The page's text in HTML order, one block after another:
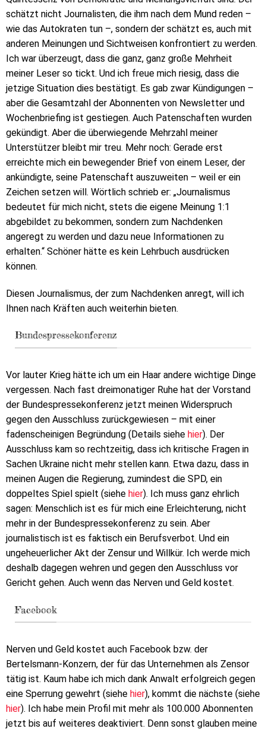
schätzt nicht Journalisten, die ihm nach dem Mund reden –
wie das Autokraten tun –, sondern der schätzt es, auch mit
anderen Meinungen und Sichtweisen konfrontiert zu werden.
Ich war überzeugt, dass die ganz, ganz große Mehrheit
meiner Leser so tickt. Und ich freue mich riesig, dass die
jetzige Situation dies bestätigt. Es gab zwar Kündigungen –
aber die Gesamtzahl der Abonnenten von Newsletter und
Wochenbriefing ist gestiegen. Auch Patenschaften wurden
gekündigt. Aber die überwiegende Mehrzahl meiner
Unterstützer bleibt mir treu. Mehr noch: Gerade erst
erreichte mich ein bewegender Brief von einem Leser, der
ankündigte, seine Patenschaft auszuweiten – weil er ein
Zeichen setzen will. Wörtlich schrieb er: „Journalismus
bedeutet für mich nicht, stets die eigene Meinung 1:1
abgebildet zu bekommen, sondern zum Nachdenken
angeregt zu werden und dazu neue Informationen zu
erhalten.“ Schöner hätte es kein Lehrbuch ausdrücken
können.
Diesen Journalismus, der zum Nachdenken anregt, will ich
Ihnen nach Kräften auch weiterhin bieten.
Bundespressekonferenz
Vor lauter Krieg hätte ich um ein Haar andere wichtige Dinge
vergessen. Nach fast dreimonatiger Ruhe hat der Vorstand
der Bundespressekonferenz jetzt meinen Widerspruch
gegen den Ausschluss zurückgewiesen – mit einer
fadenscheinigen Begründung (Details siehe hier). Der
Ausschluss kam so rechtzeitig, dass ich kritische Fragen in
Sachen Ukraine nicht mehr stellen kann. Etwa dazu, dass in
meinen Augen die Regierung, zumindest die SPD, ein
doppeltes Spiel spielt (siehe hier). Ich muss ganz ehrlich
sagen: Menschlich ist es für mich eine Erleichterung, nicht
mehr in der Bundespressekonferenz zu sein. Aber
journalistisch ist es faktisch ein Berufsverbot. Und ein
ungeheuerlicher Akt der Zensur und Willkür. Ich werde mich
deshalb dagegen wehren und gegen den Ausschluss vor
Gericht gehen. Auch wenn das Nerven und Geld kostet.
Facebook
Nerven und Geld kostet auch Facebook bzw. der
Bertelsmann-Konzern, der für das Unternehmen als Zensor
tätig ist. Kaum habe ich mich dank Anwalt erfolgreich gegen
eine Sperrung gewehrt (siehe hier), kommt die nächste (siehe
hier). Ich habe mein Profil mit mehr als 100.000 Abonnenten
jetzt bis auf weiteres deaktiviert. Denn sonst glauben meine